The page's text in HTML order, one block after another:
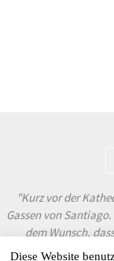
"Kurz vor der
Gassen von
dem Wunsch,
Diese Website